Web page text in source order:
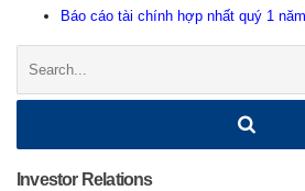
Báo cáo tài chính hợp nhất quý 1
Investor Relations